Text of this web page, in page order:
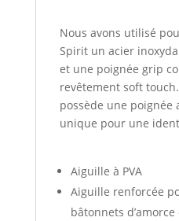
Nous avons utilisé
Spirit un acier
et une poignée grip
revêtement soft
possède une poignée
unique pour une
Aiguille à PVA
Aiguille renforcée
bâtonnets